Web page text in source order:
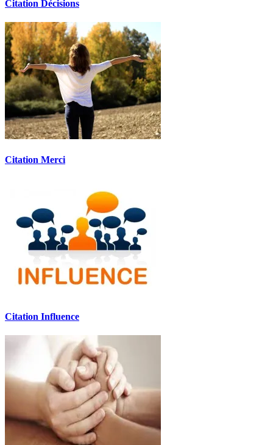
Citation Décisions
Citation Merci
Citation Influence